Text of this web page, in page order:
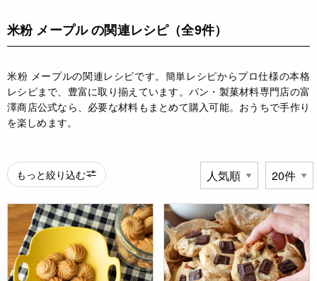
米粉 メープル の関連レシピ（全9件）
米粉 メープルの関連レシピです。簡単レシピからプロ仕様の本格
レシピまで、豊富に取り揃えています。パン・製菓材料専門店の富
澤商店公式なら、必要な材料もまとめて購入可能。おうちで手作り
を楽しめます。
もっと絞り込む